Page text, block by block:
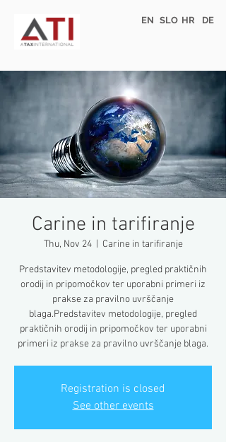
EN SLO HR DE
Carine in tarifiranje
Thu, Nov 24
  |
Carine in tarifiranje
Predstavitev metodologije, pregled praktičnih
orodij in pripomočkov ter uporabni primeri iz
prakse za pravilno uvrščanje
blaga.Predstavitev metodologije, pregled
praktičnih orodij in pripomočkov ter uporabni
primeri iz prakse za pravilno uvrščanje blaga.
Registration is closed
See other events